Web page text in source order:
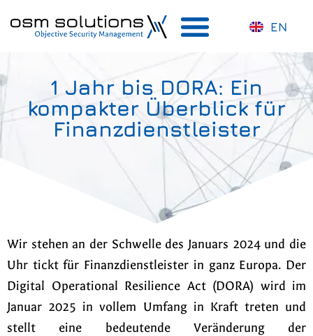
EN
1 Jahr bis DORA: Ein
kompakter Überblick für
Finanzdienstleister
Wir stehen an der Schwelle des Januars 2024 und die
Uhr tickt für Finanzdienstleister in ganz Europa. Der
Digital Operational Resilience Act (DORA) wird im
Januar 2025 in vollem Umfang in Kraft treten und
stellt eine bedeutende Veränderung der